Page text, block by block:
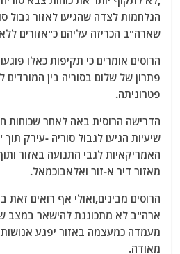
k
הנלחמות לצדה שהגיעו לאזור גבול
שארה"ב הכריזה עליהם כ"אזורים
הרוסים אומרים כי תקיפות כאלו
פתרון של שלום בסוריה בין
פטרוניתה.
הדרישה הרוסית באה לאחר שכוחות
שיעיות הגיעו לגבול סוריה -עירק
האמריקאיות לגבי התנועה באזור
מאזור דיר א-זור ואלאבוכמאל.
הרוסים מבינים,ואולי אף רואים זאת
ארה"ב לא מתכוננת להישאר במצב
מעמדה כמעצמה באזור יפגע
מאודה.